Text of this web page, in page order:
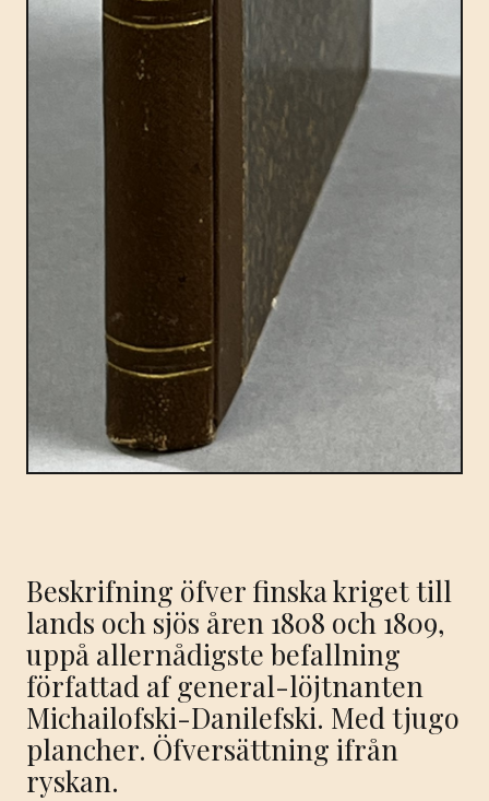
Beskrifning öfver finska kriget till
lands och sjös åren 1808 och 1809,
uppå allernådigste befallning
författad af general-löjtnanten
Michailofski-Danilefski. Med tjugo
plancher. Öfversättning ifrån
ryskan.